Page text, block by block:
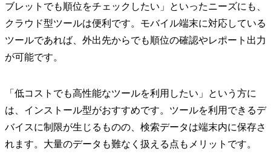
ブレットでも順位をチェックしたい」といったニーズにも、
クラウド型ツールは便利です。モバイル端末に対応している
ツールであれば、外出先からでも順位の確認やレポート出力
が可能です。
「低コストでも高性能なツールを利用したい」という方に
は、インストール型がおすすめです。ツールを利用できるデ
バイスに制限が生じるものの、検索データは端末内に保存さ
れます。大量のデータも難なく扱える点もメリットです。